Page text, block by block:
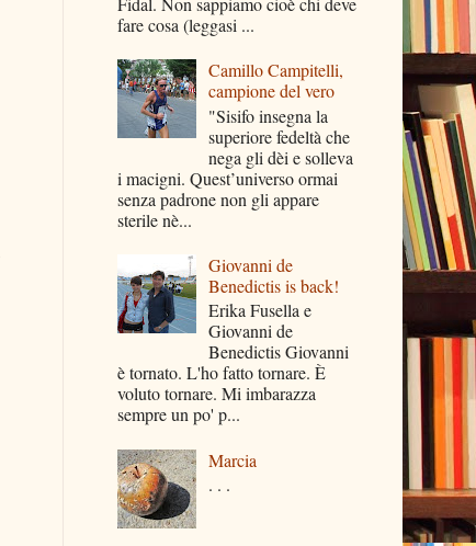
fare cosa (leggasi ...
Camillo Campitelli,
campione del vero
"Sisifo insegna la
superiore fedeltà che
nega gli dèi e solleva
i macigni. Quest’universo ormai
senza padrone non gli appare
sterile nè...
Giovanni de
Benedictis is back!
Erika Fusella e
Giovanni de
Benedictis Giovanni
è tornato. L'ho fatto tornare. È
voluto tornare. Mi imbarazza
sempre un po' p...
Marcia
. . .